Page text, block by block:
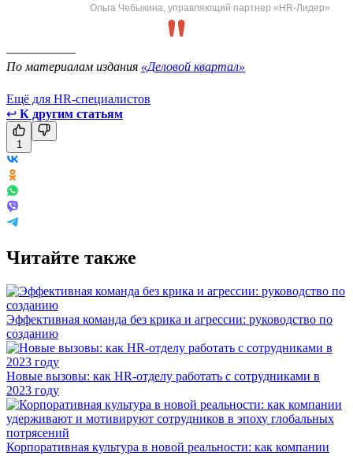
Ольга Чебыкина, управляющий партнер «HR-Лидер»
По материалам издания «Деловой квартал»
Ещё для HR-специалистов
↩ К другим статьям
1
Читайте также
Эффективная команда без крика и агрессии: руководство по
созданию
Новые вызовы: как HR-отделу работать с сотрудниками в
2023 году
Корпоративная культура в новой реальности: как компании